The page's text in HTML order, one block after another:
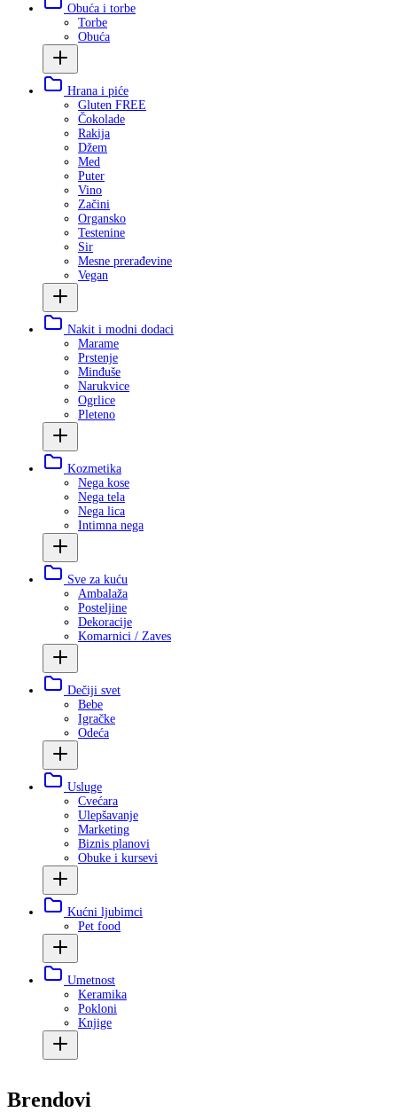
Obuća i torbe
Torbe
Obuća
Hrana i piće
Gluten FREE
Čokolade
Rakija
Džem
Med
Puter
Vino
Začini
Organsko
Testenine
Sir
Mesne prerađevine
Vegan
Nakit i modni dodaci
Marame
Prstenje
Minđuše
Narukvice
Ogrlice
Pleteno
Kozmetika
Nega kose
Nega tela
Nega lica
Intimna nega
Sve za kuću
Ambalaža
Posteljine
Dekoracije
Komarnici / Zaves
Dečiji svet
Bebe
Igračke
Odeća
Usluge
Cvećara
Ulepšavanje
Marketing
Biznis planovi
Obuke i kursevi
Kućni ljubimci
Pet food
Umetnost
Keramika
Pokloni
Knjige
Brendovi